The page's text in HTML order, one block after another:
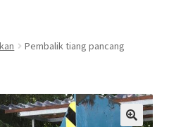
Pembalik tiang pancang